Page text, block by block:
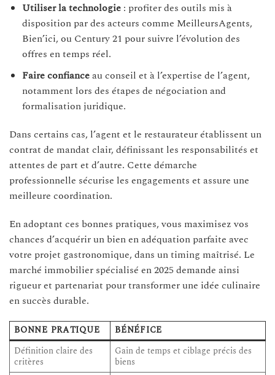
Utiliser la technologie: profiter des outils mis à
disposition par des acteurs comme MeilleursAgents,
Bien’ici, ou Century 21 pour suivre l’évolution des
offres en temps réel.
Faire confianceau conseil et à l’expertise de l’agent,
notamment lors des étapes de négociation and
formalisation juridique.
Dans certains cas, l’agent et le restaurateur établissent un
contrat de mandat clair, définissant les responsabilités et
attentes de part et d’autre. Cette démarche
professionnelle sécurise les engagements et assure une
meilleure coordination.
En adoptant ces bonnes pratiques, vous maximisez vos
chances d’acquérir un bien en adéquation parfaite avec
votre projet gastronomique, dans un timing maîtrisé. Le
marché immobilier spécialisé en 2025 demande ainsi
rigueur et partenariat pour transformer une idée culinaire
en succès durable.
BONNE PRATIQUE
BÉNÉFICE
Définition claire des
critères
Gain de temps et ciblage précis des
biens